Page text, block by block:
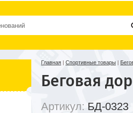
Главная | Спортивные товары |
Беговая
Артикул: БД-0323